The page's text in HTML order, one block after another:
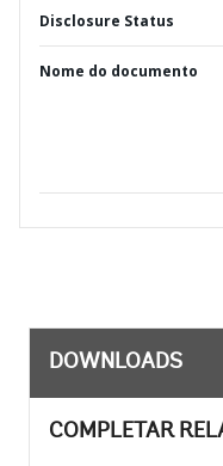
Disclosure Status
Nome do documento
DOWNLOADS
COMPLETAR